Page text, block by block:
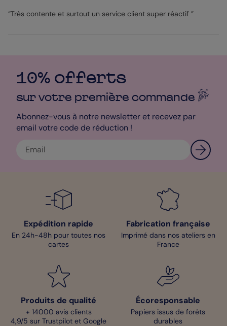
d’anniversaire. De quoi surprendre et attendrir vos proches.
“Très contente et surtout un service client super réactif ”
10% offerts
sur votre première commande
Abonnez-vous à notre newsletter et recevez par
email votre code de réduction !
Expédition rapide
En 24h-48h pour toutes nos
cartes
Fabrication française
Imprimé dans nos ateliers en
France
Produits de qualité
+ 14000 avis clients
4,9/5 sur Trustpilot et Google
Écoresponsable
Papiers issus de forêts
durables